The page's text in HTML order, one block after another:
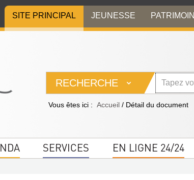
SITE PRINCIPAL JEUNESSE
RECHERCHE
Vous êtes ici : Accueil / Détail du document
SERVICES EN LIGNE 24/24